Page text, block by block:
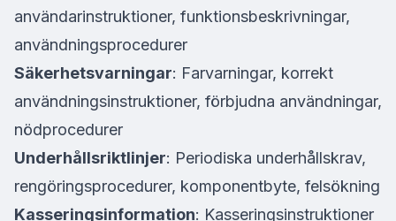
användarinstruktioner, funktionsbeskrivningar,
användningsprocedurer
Säkerhetsvarningar: Farvarningar, korrekt
användningsinstruktioner, förbjudna användningar,
nödprocedurer
Underhållsriktlinjer: Periodiska underhållskrav,
rengöringsprocedurer, komponentbyte, felsökning
Kasseringsinformation: Kasseringsinstruktioner